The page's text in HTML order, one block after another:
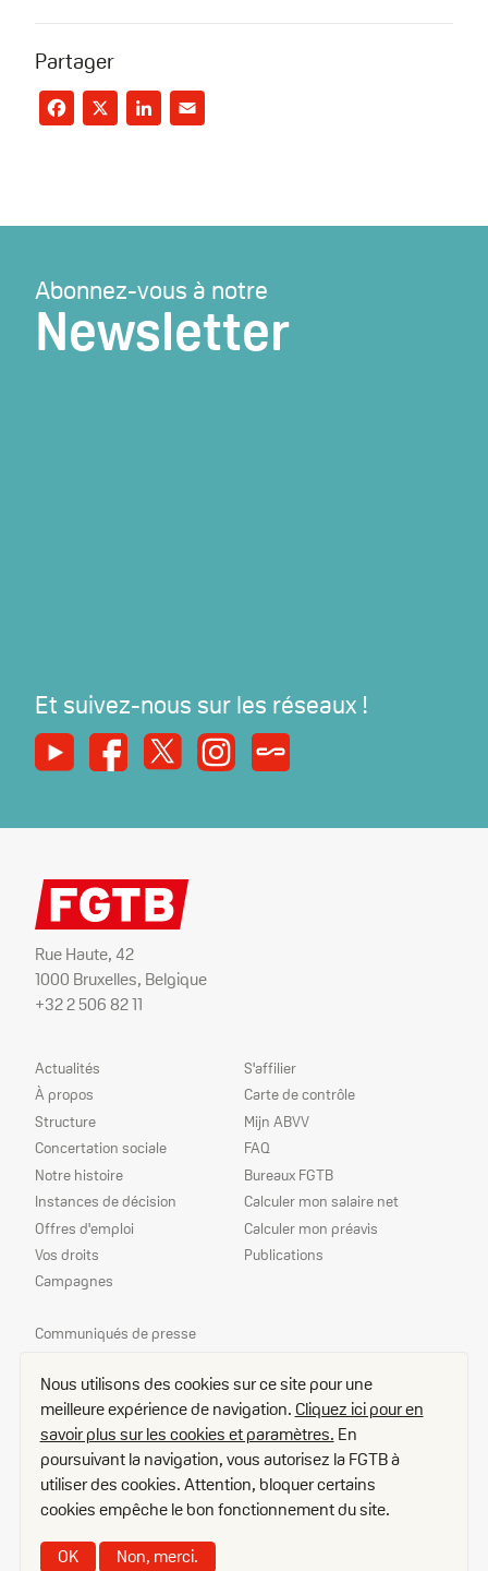
Partager
Facebook
X LinkedIn
Abonnez-vous à notre
Newsletter
Et suivez-nous sur les réseaux !
YoutubeFacebook
X InstagramSyndicats Magazine
Rue Haute, 42
1000 Bruxelles, Belgique
+32 2 506 82 11
Plan
du
site
Actualités
À propos
Structure
Concertation sociale
Notre histoire
Instances de décision
Offres d'emploi
Vos droits
Campagnes
Nos
services
S'affilier
Carte de contrôle
Mijn ABVV
FAQ
Bureaux FGTB
Calculer mon salaire net
Calculer mon préavis
Publications
Nos
Communiqués de presse
Délégué(e)s
Contact
Plan d'accès
Offres d’emploi
Disclaimer
Cookies
Privacy
Nous utilisons des cookies sur ce site pour une
meilleure expérience de navigation. Cliquez ici pour en
savoir plus sur les cookies et paramètres. En
poursuivant la navigation, vous autorisez la FGTB à
utiliser des cookies. Attention, bloquer certains
cookies empêche le bon fonctionnement du site.
OK Non, merci.